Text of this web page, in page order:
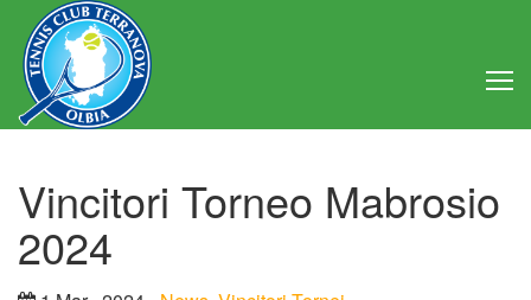
Club
Vincitori Torneo Mabrosio
2024